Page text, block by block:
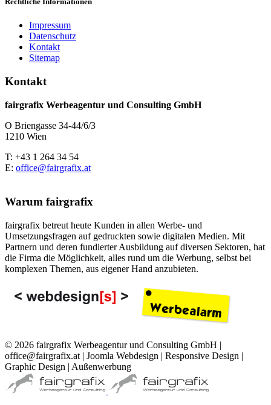
Impressum
Datenschutz
Kontakt
Sitemap
Kontakt
fairgrafix Werbeagentur und Consulting GmbH
O Briengasse 34-44/6/3
1210 Wien
T: +43 1 264 34 54
E: office@fairgrafix.at
Warum fairgrafix
fairgrafix betreut heute Kunden in allen Werbe- und
Umsetzungsfragen auf gedruckten sowie digitalen Medien. Mit
Partnern und deren fundierter Ausbildung auf diversen Sektoren, hat
die Firma die Möglichkeit, alles rund um die Werbung, selbst bei
komplexen Themen, aus eigener Hand anzubieten.
© 2026 fairgrafix Werbeagentur und Consulting GmbH |
office@fairgrafix.at | Joomla Webdesign | Responsive Design |
Graphic Design | Außenwerbung